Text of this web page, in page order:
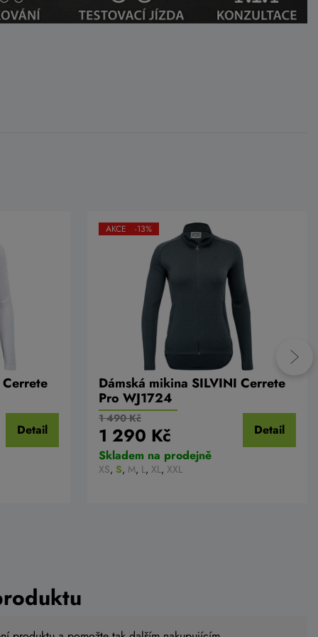
Detail
Dámská mikina SILVINI Cerrete
Pro WJ1724
AKCE -13%
1 490 Kč
1 290 Kč
Skladem na prodejně
XS, S, M, L, XL, XXL
Detail